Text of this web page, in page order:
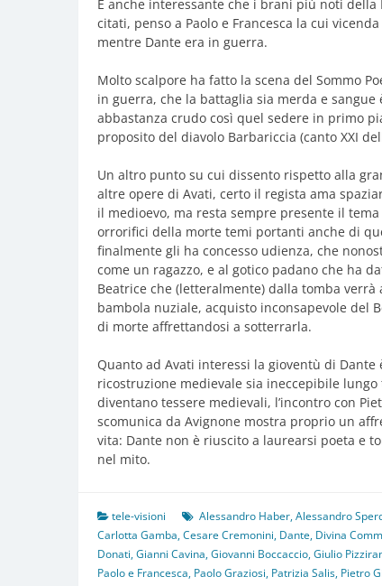
È anche interessante che i brani più noti
citati, penso a Paolo e Francesca la cui
mentre Dante era in guerra.
Molto scalpore ha fatto la scena del Sommo
in guerra, che la battaglia sia merda e
abbastanza crudo così quel sedere in primo
proposito del diavolo Barbariccia (canto XXI
Un altro punto su cui dissento rispetto alla
altre opere di Avati, certo il regista ama
il medioevo, ma resta sempre presente il
orrorifici della morte temi portanti anche di
finalmente gli ha concesso udienza, che
come un ragazzo, e al gotico padano che ha
Beatrice che (letteralmente) dalla tomba
bambola nuziale, acquisto inconsapevole del
di morte affrettandosi a sotterrarla.
Quanto ad Avati interessi la gioventù di
ricostruzione medievale sia ineccepibile
diventano tessere medievali, l’incontro con
scomunica da Avignone mostra proprio un
vita: Dante non è riuscito a laurearsi poeta e
nel mito.
tele-visioni Alessandro Haber,Alessandro
Carlotta Gamba,Cesare Cremonini, Dante, Divina
Donati,Gianni Cavina,Giovanni Boccaccio,Giulio
Paolo e Francesca, Paolo Graziosi, Patrizia Salis, Pietro